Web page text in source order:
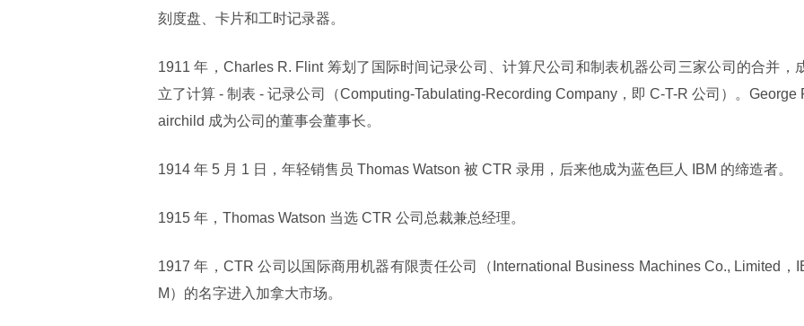
刻度盘、卡片和工时记录器。
1911 年，Charles R. Flint 筹划了国际时间记录公司、计算尺公司和制表机器公司三家公司的合并，
立了计算 - 制表 - 记录公司（Computing-Tabulating-Recording Company，即 C-T-R 公司）。George
airchild 成为公司的董事会董事长。
1914 年 5 月 1 日，年轻销售员 Thomas Watson 被 CTR 录用，后来他成为蓝色巨人 IBM 的缔造者。
1915 年，Thomas Watson 当选 CTR 公司总裁兼总经理。
1917 年，CTR 公司以国际商用机器有限责任公司（International Business Machines Co., Limited，
M）的名字进入加拿大市场。